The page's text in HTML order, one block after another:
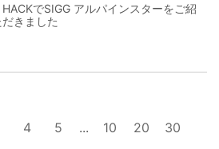
HACKでSIGG アルパインスターをご紹
きました
4 5 ... 10 20
30